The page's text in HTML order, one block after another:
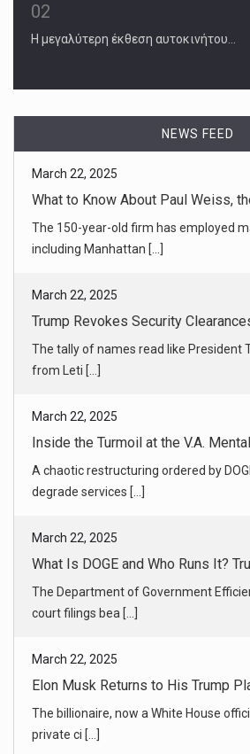
02
Η μεγαλύτερη έκθεση αυτοκινήτου…
NEWS FEED
What to Know About Paul Weiss,
The 150-year-old firm has employed
including Manhattan [...]
March 22, 2025
Trump Revokes Security
The tally of names read like President
from Leti [...]
March 22, 2025
Inside the Turmoil at the V.A. Mental
A chaotic restructuring ordered by
degrade services [...]
March 22, 2025
What Is DOGE and Who Runs It?
The Department of Government
court filings bea [...]
March 22, 2025
Elon Musk Returns to His Trump
The billionaire, now a White House
private ci [...]
March 22, 2025
Trump’s Attempts to Resolve
Allies say the foreign policy version of
working. [...]